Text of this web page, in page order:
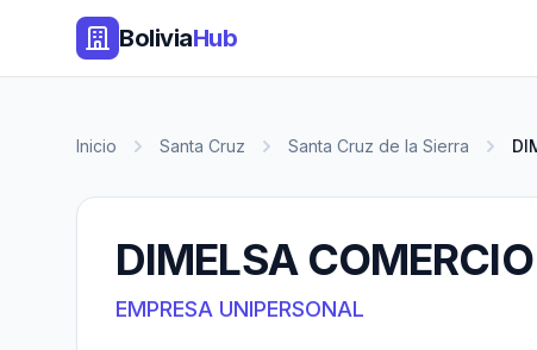
BoliviaHub
Inicio Santa Cruz Santa Cruz de la Sierra
DIMELSA
EMPRESA UNIPERSONAL